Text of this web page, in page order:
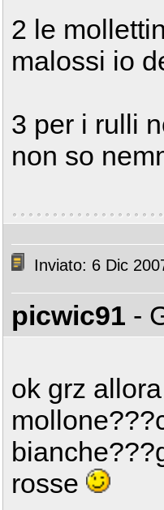
2 le
malossi io
3 per i rulli
non so
Inviato: 6 Dic
picwic91 -
ok grz
rosse